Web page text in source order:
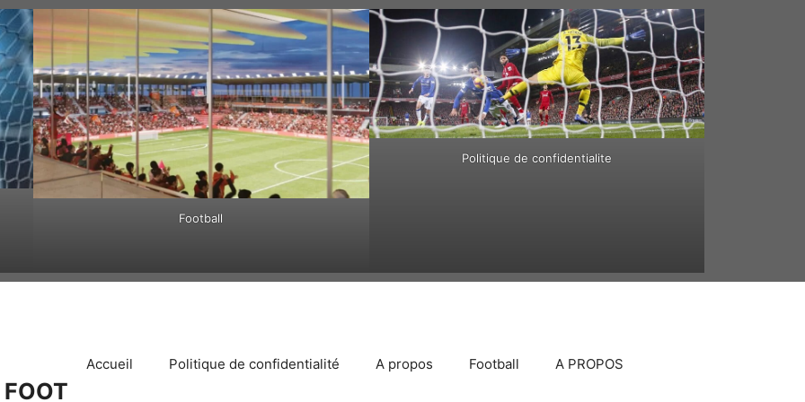
Football
Politique de confidentialite
Accueil Politique de confidentialité A propos Football A PROPOS